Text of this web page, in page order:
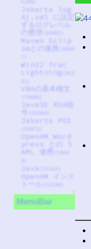
Jakarta log
4j.xml に設定
Maven Eclip
seとの連携
Win32 Trac
Lightning
VBAの基本構文
JavaSE RSA暗
号
Jakarta POI
OpenAM Word
press との S
AML 連携
Java
OpenAM インス
トール
MenuBar